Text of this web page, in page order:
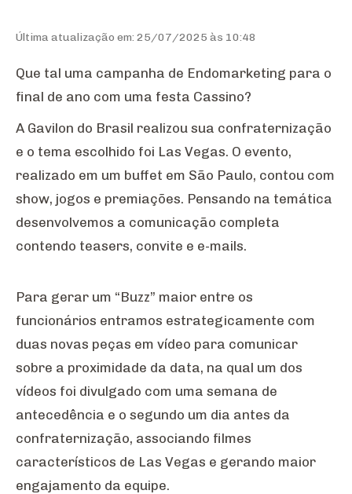
Última atualização em: 25/07/2025 às 10:48
Que tal uma campanha de Endomarketing para o
final de ano com uma festa Cassino?
A Gavilon do Brasil realizou sua confraternização
e o tema escolhido foi Las Vegas. O evento,
realizado em um buffet em São Paulo, contou com
show, jogos e premiações. Pensando na temática
desenvolvemos a comunicação completa
contendo teasers, convite e e-mails.
Para gerar um “Buzz” maior entre os
funcionários entramos estrategicamente com
duas novas peças em vídeo para comunicar
sobre a proximidade da data, na qual um dos
vídeos foi divulgado com uma semana de
antecedência e o segundo um dia antes da
confraternização, associando filmes
característicos de Las Vegas e gerando maior
engajamento da equipe.